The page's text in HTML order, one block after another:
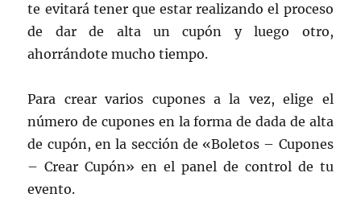
te evitará tener que estar realizando el proceso
de dar de alta un cupón y luego otro,
ahorrándote mucho tiempo.
Para crear varios cupones a la vez, elige el
número de cupones en la forma de dada de alta
de cupón, en la sección de «Boletos – Cupones
– Crear Cupón» en el panel de control de tu
evento.